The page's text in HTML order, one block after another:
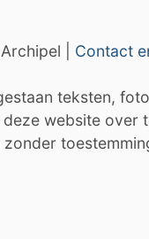
| Contact
teksten,
website over